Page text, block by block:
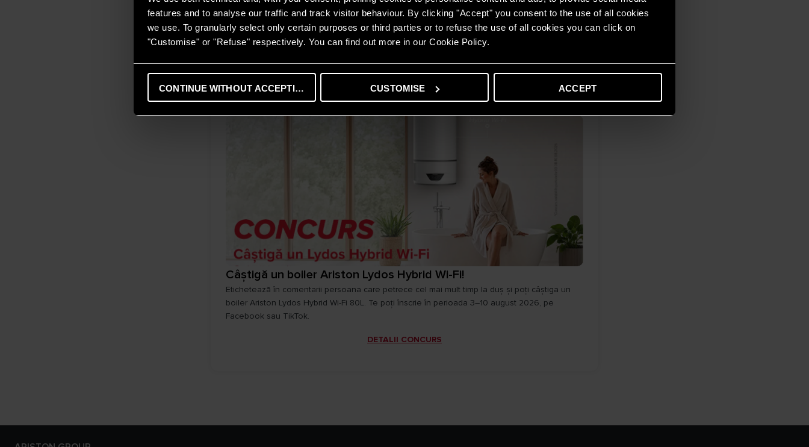
features and to analyse our traffic and track visitor behaviour. By clicking "Accept" you consent to the use of all cookies
we use. To granularly select only certain purposes or third parties or to refuse the use of all cookies you can click on
"Customise" or "Refuse" respectively. You can find out more in our Cookie Policy.
CONTINUE WITHOUT ACCEPTING CUSTOMISE ACCEPT
În perioada 4 mai - 30 septembrie 2026, oferim clienților finali, care dețin o centrală termica
Ariston, o reducere de pana la 400 de lei* (TVA inclus) la achiziționarea unui aparat de aer
condiționat Ariston.
Câștigă un boiler Ariston Lydos Hybrid Wi-Fi!
Etichetează în comentarii persoana care petrece cel mai mult timp la duș și poți câștiga un
boiler Ariston Lydos Hybrid Wi-Fi 80L. Te poți înscrie în perioada 3–10 august 2026, pe
Facebook sau TikTok.
DETALII CONCURS